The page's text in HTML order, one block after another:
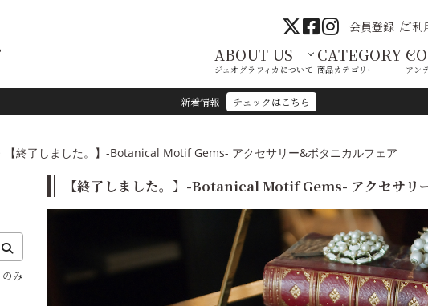
新着情報 チェックはこちら
会員登録 ご利
ABOUT US
ジェオグラフィカについて
CATEGORY
商品カテゴリー アン
【終了しました。】-Botanical Motif Gems- アクセサリー&ボタニカルフェア
【終了しました。】-Botanical Motif Gems- アクセサリ
み